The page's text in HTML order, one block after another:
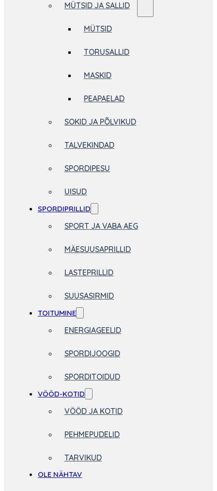
MÜTSID JA SALLID
MÜTSID
TORUSALLID
MASKID
PEAPAELAD
SOKID JA PÕLVIKUD
TALVEKINDAD
SPORDIPESU
UISUD
SPORDIPRILLID
SPORT JA VABA AEG
MÄESUUSAPRILLID
LASTEPRILLID
SUUSASIRMID
TOITUMINE
ENERGIAGEELID
SPORDIJOOGID
SPORDITOIDUD
VÖÖD-KOTID
VÖÖD JA KOTID
PEHMEPUDELID
TARVIKUD
OLE NÄHTAV